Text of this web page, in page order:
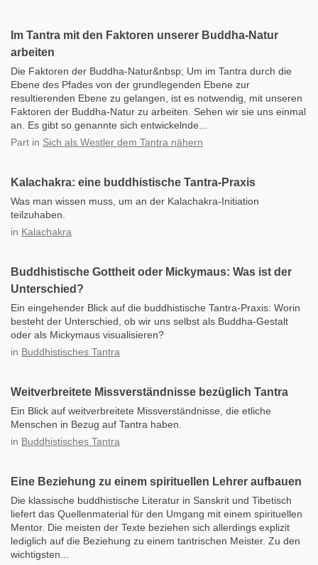
Im Tantra mit den Faktoren unserer Buddha-Natur
arbeiten
Die Faktoren der Buddha-Natur&nbsp; Um im Tantra durch die
Ebene des Pfades von der grundlegenden Ebene zur
resultierenden Ebene zu gelangen, ist es notwendig, mit unseren
Faktoren der Buddha-Natur zu arbeiten. Sehen wir sie uns einmal
an. Es gibt so genannte sich entwickelnde...
Part in Sich als Westler dem Tantra nähern
Kalachakra: eine buddhistische Tantra-Praxis
Was man wissen muss, um an der Kalachakra-Initiation
teilzuhaben.
in Kalachakra
Buddhistische Gottheit oder Mickymaus: Was ist der
Unterschied?
Ein eingehender Blick auf die buddhistische Tantra-Praxis: Worin
besteht der Unterschied, ob wir uns selbst als Buddha-Gestalt
oder als Mickymaus visualisieren?
in Buddhistisches Tantra
Weitverbreitete Missverständnisse bezüglich Tantra
Ein Blick auf weitverbreitete Missverständnisse, die etliche
Menschen in Bezug auf Tantra haben.
in Buddhistisches Tantra
Eine Beziehung zu einem spirituellen Lehrer aufbauen
Die klassische buddhistische Literatur in Sanskrit und Tibetisch
liefert das Quellenmaterial für den Umgang mit einem spirituellen
Mentor. Die meisten der Texte beziehen sich allerdings explizit
lediglich auf die Beziehung zu einem tantrischen Meister. Zu den
wichtigsten...